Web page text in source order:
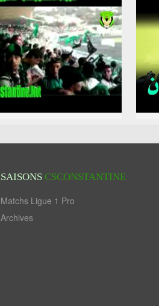
SAISONS CSCONSTANTINE
Matchs Ligue 1 Pro
Archives